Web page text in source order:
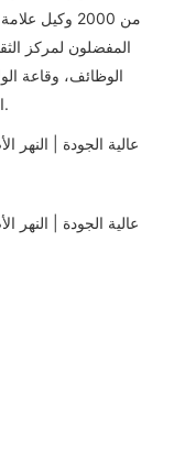
من 2000
المفضلون لمركز
الوظائف، وقاعة
المناظر الطبيعية الحضرية، وغيرها من المشاريع.